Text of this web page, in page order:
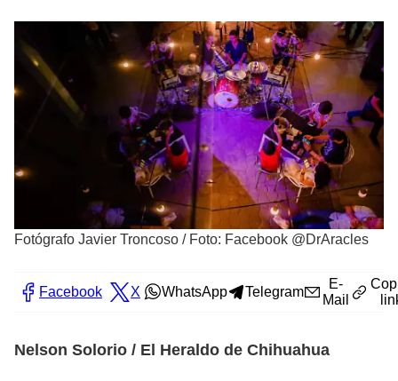
Fotógrafo Javier Troncoso / Foto: Facebook @DrAracles
Facebook X WhatsApp Telegram
E-
Mail
Nelson Solorio / El Heraldo de Chihuahua